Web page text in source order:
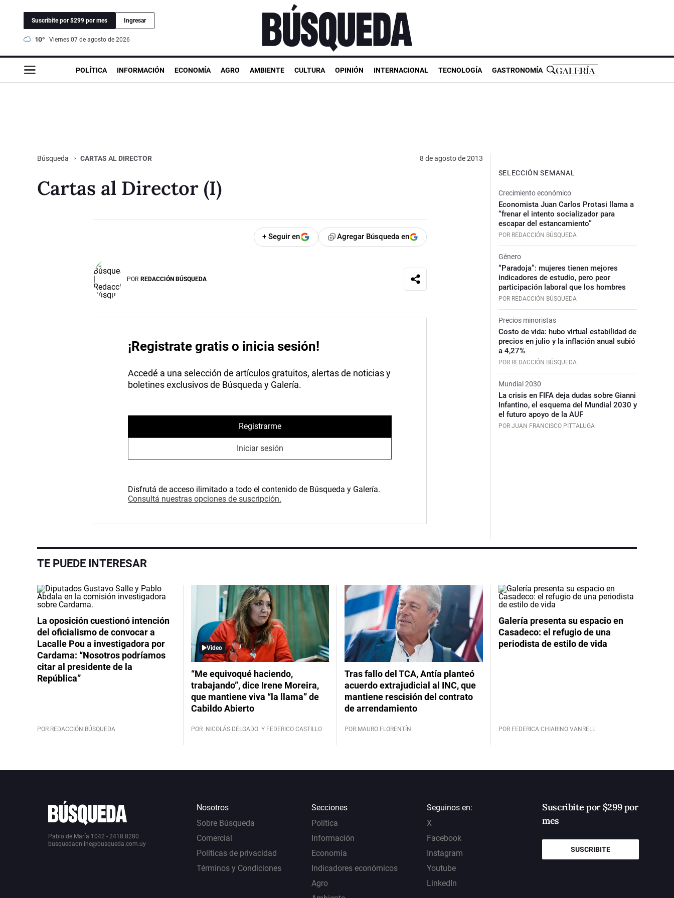
Suscribite por $299 por mes Ingresar
10° viernes 07 de agosto de 2026
POLÍTICA INFORMACIÓN ECONOMÍA AGRO AMBIENTE CULTURA OPINIÓN INTERNACIONAL TECNOLOGÍA GASTRONOMÍA
Búsqueda CARTAS AL DIRECTOR 8 de agosto de 2013
Cartas al Director (I)
+ Seguir en Agregar Búsqueda en
POR REDACCIÓN BÚSQUEDA
¡Registrate gratis o inicia sesión!
Accedé a una selección de artículos gratuitos, alertas de noticias y
boletines exclusivos de Búsqueda y Galería.
Registrarme
Iniciar sesión
Disfrutá de acceso ilimitado a todo el contenido de Búsqueda y Galería.
Consultá nuestras opciones de suscripción.
SELECCIÓN SEMANAL
Crecimiento económico
Economista Juan Carlos Protasi llama a
“frenar el intento socializador para
escapar del estancamiento”
POR REDACCIÓN BÚSQUEDA
Género
“Paradoja”: mujeres tienen mejores
indicadores de estudio, pero peor
participación laboral que los hombres
POR REDACCIÓN BÚSQUEDA
Precios minoristas
Costo de vida: hubo virtual estabilidad de
precios en julio y la inflación anual subió
a 4,27%
POR REDACCIÓN BÚSQUEDA
Mundial 2030
La crisis en FIFA deja dudas sobre Gianni
Infantino, el esquema del Mundial 2030 y
el futuro apoyo de la AUF
POR JUAN FRANCISCO PITTALUGA
TE PUEDE INTERESAR
La oposición cuestionó intención
del oficialismo de convocar a
Lacalle Pou a investigadora por
Cardama: “Nosotros podríamos
citar al presidente de la
República”
POR REDACCIÓN BÚSQUEDA
Video
“Me equivoqué haciendo,
trabajando”, dice Irene Moreira,
que mantiene viva “la llama” de
Cabildo Abierto
POR NICOLÁS DELGADO Y FEDERICO CASTILLO
Tras fallo del TCA, Antía planteó
acuerdo extrajudicial al INC, que
mantiene rescisión del contrato
de arrendamiento
POR MAURO FLORENTÍN
Galería presenta su espacio en
Casadeco: el refugio de una
periodista de estilo de vida
POR FEDERICA CHIARINO VANRELL
Pablo de María 1042 - 2418 8280
busquedaonline@busqueda.com.uy
Nosotros
Sobre Búsqueda
Comercial
Políticas de privacidad
Términos y Condiciones
Secciones
Política
Información
Economía
Indicadores económicos
Agro
Seguinos en:
X
Facebook
Instagram
Youtube
LinkedIn
Suscribite por $299 por
mes
SUSCRIBITE